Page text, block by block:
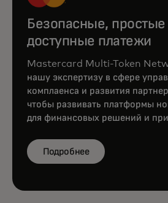
Безопасные, простые
доступные платежи
Mastercard Multi-Token
нашу экспертизу в сфере
комплаенса и развития
чтобы развивать платформы
для финансовых решений и
Подробнее